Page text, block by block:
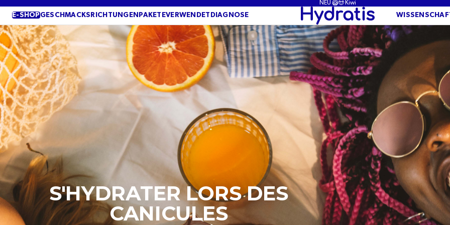
SIE ZU
INHALTEN
NEU 🥝😍 Kiwi
E-SHOPGESCHMACKSRICHTUNGEN PAKETEVERWENDET DIAGNOSE
S'HYDRATER LORS DES
CANICULES